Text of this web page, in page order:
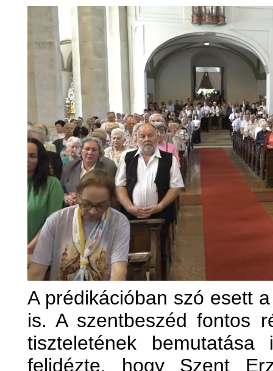
A prédikációban szó esett
is. A szentbeszéd fontos
tiszteletének
felidézte, hogy Szent